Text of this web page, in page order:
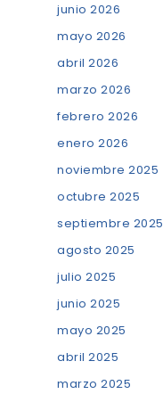
junio 2026
mayo 2026
abril 2026
marzo 2026
febrero 2026
enero 2026
noviembre 2025
octubre 2025
septiembre 2025
agosto 2025
julio 2025
junio 2025
mayo 2025
abril 2025
marzo 2025